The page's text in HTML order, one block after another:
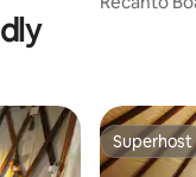
Superhost
Superhost